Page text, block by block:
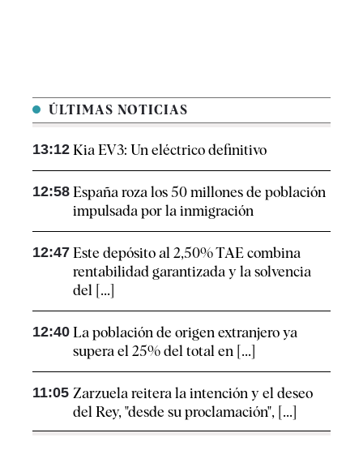
ÚLTIMAS NOTICIAS
13:12 Kia EV3: Un eléctrico definitivo
12:58 España roza los 50 millones de población
impulsada por la inmigración
12:47 Este depósito al 2,50% TAE combina
rentabilidad garantizada y la solvencia
del [...]
12:40 La población de origen extranjero ya
supera el 25% del total en [...]
11:05 Zarzuela reitera la intención y el deseo
del Rey, "desde su proclamación", [...]